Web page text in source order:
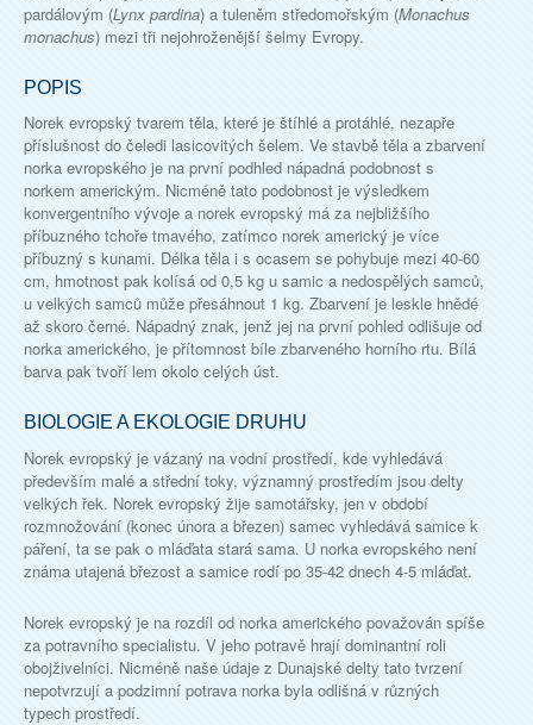
pardálovým (Lynx pardina) a tuleněm středomořským (Monachus
monachus) mezi tři nejohroženější šelmy Evropy.
POPIS
Norek evropský tvarem těla, které je štíhlé a protáhlé, nezapře
příslušnost do čeledi lasicovitých šelem. Ve stavbě těla a zbarvení
norka evropského je na první podhled nápadná podobnost s
norkem americkým. Nicméně tato podobnost je výsledkem
konvergentního vývoje a norek evropský má za nejbližšího
příbuzného tchoře tmavého, zatímco norek americký je více
příbuzný s kunami. Délka těla i s ocasem se pohybuje mezi 40-60
cm, hmotnost pak kolísá od 0,5 kg u samic a nedospělých samců,
u velkých samců může přesáhnout 1 kg. Zbarvení je leskle hnědé
až skoro černé. Nápadný znak, jenž jej na první pohled odlišuje od
norka amerického, je přítomnost bíle zbarveného horního rtu. Bílá
barva pak tvoří lem okolo celých úst.
BIOLOGIE A EKOLOGIE DRUHU
Norek evropský je vázaný na vodní prostředí, kde vyhledává
především malé a střední toky, významný prostředím jsou delty
velkých řek. Norek evropský žije samotářsky, jen v období
rozmnožování (konec února a březen) samec vyhledává samice k
páření, ta se pak o mláďata stará sama. U norka evropského není
známa utajená březost a samice rodí po 35-42 dnech 4-5 mláďat.
Norek evropský je na rozdíl od norka amerického považován spíše
za potravního specialistu. V jeho potravě hrají dominantní roli
obojživelníci. Nicméně naše údaje z Dunajské delty tato tvrzení
nepotvrzují a podzimní potrava norka byla odlišná v různých
typech prostředí.